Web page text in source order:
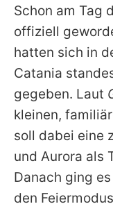
Schon am Tag
offiziell
hatten sich in
Catania
gegeben. Laut
kleinen,
soll dabei eine
und Aurora als
Danach ging
den